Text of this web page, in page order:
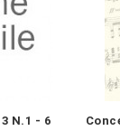
N.1 - 6